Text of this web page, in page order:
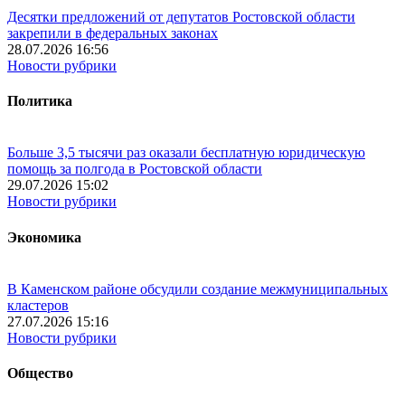
Десятки предложений от депутатов Ростовской области
закрепили в федеральных законах
28.07.2026 16:56
Новости рубрики
Политика
Больше 3,5 тысячи раз оказали бесплатную юридическую
помощь за полгода в Ростовской области
29.07.2026 15:02
Новости рубрики
Экономика
В Каменском районе обсудили создание межмуниципальных
кластеров
27.07.2026 15:16
Новости рубрики
Общество